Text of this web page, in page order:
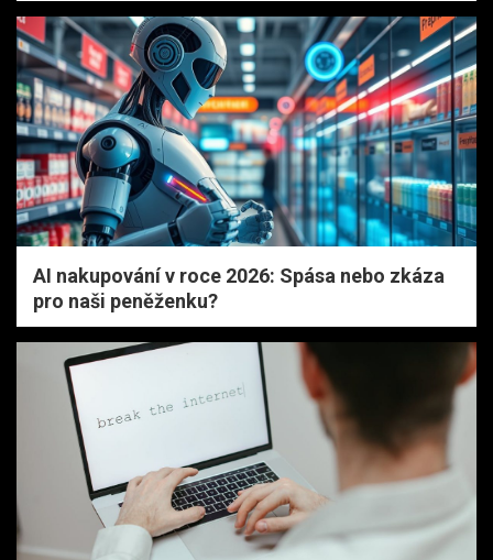
AI nakupování v roce 2026: Spása nebo zkáza
pro naši peněženku?